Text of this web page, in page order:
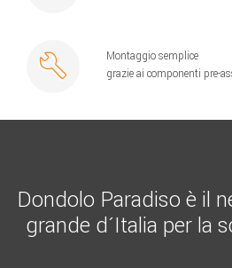
Montaggio semplice
grazie ai componenti pre-
Dondolo Paradiso è il
grande d´Italia per la